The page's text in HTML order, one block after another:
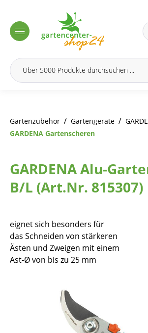
Gartenzubehör / Gartengeräte /
GARDENA Gartenscheren
GARDENA Alu-
B/L (Art.Nr. 815307)
eignet sich besonders für
das Schneiden von stärkeren
Ästen und Zweigen mit einem
Ast-Ø von bis zu 25 mm